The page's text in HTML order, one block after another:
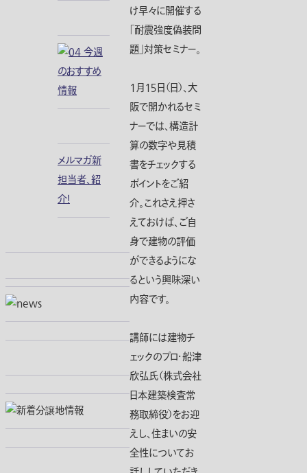
メルマガ新
担当者、紹
介！
け早々に開催する
「耐震強度偽装問
題」対策セミナー。
１月１５日（日）、大
阪で開かれるセミ
ナーでは、構造計
算の数字や見積
書をチェックする
ポイントをご紹
介。これさえ押さ
えておけば、ご自
身で建物の評価
ができるようにな
るという興味深い
内容です。
講師には建物チ
ェックのプロ・船津
欣弘氏（株式会社
日本建築検査常
務取締役）をお迎
えし、住まいの安
全性についてお